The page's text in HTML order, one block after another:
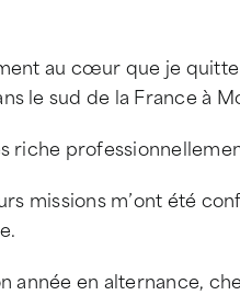
au cœur que je
le sud de la France à
riche
missions m’ont été
année en alternance,